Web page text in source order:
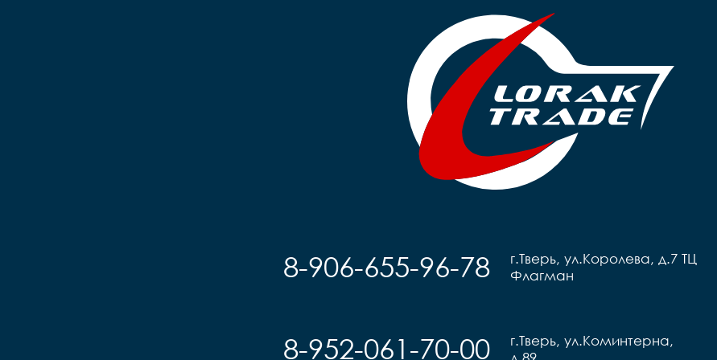
картридж
Тормоза		disc
механика ротор 160мм
Покрышки		26*4,0"
Втулки		сталь
Обода		ALLOY
Рулевая		FP
безрезьбовая
Вынос		сталь
Руль		steel диаметр
31,6
Грипсы		black
Седло		black
Педали		пластиковые
Подседельный штырь
г.Тверь, ул.Королева, д.7 ТЦ
Флагман
8-906-655-96-78
г.Тверь, ул.Коминтерна,
8-952-061-70-00